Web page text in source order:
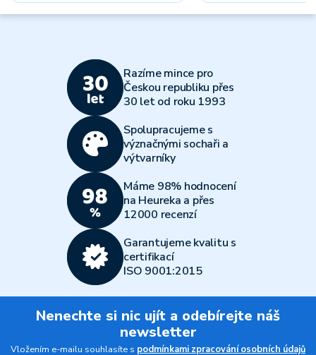
Razíme mince pro
Českou republiku přes
30 let od roku 1993
Spolupracujeme s
význačnými sochaři a
výtvarníky
Máme 98% hodnocení
na Heureka a přes
12000 recenzí
Garantujeme kvalitu s
certifikací
ISO 9001:2015
Nenechte si nic ujít a odebírejte náš
newsletter
Vložením e-mailu souhlasíte s podmínkami zpracování osobních údajů